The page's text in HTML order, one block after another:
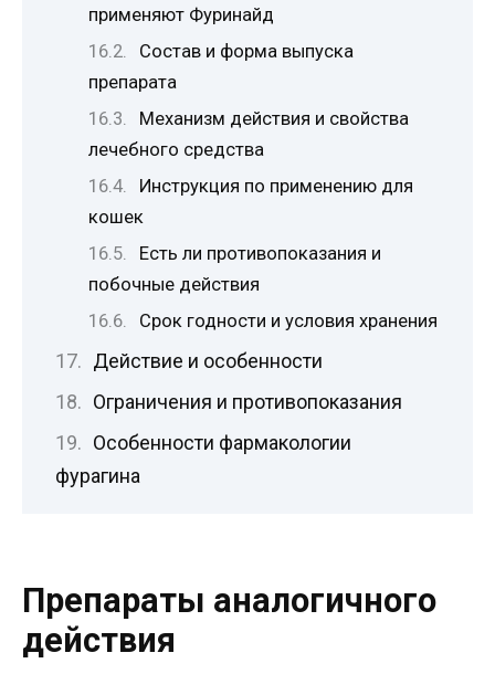
применяют Фуринайд
Состав и форма выпуска
препарата
Механизм действия и свойства
лечебного средства
Инструкция по применению для
кошек
Есть ли противопоказания и
побочные действия
Срок годности и условия хранения
Действие и особенности
Ограничения и противопоказания
Особенности фармакологии
фурагина
Препараты аналогичного
действия